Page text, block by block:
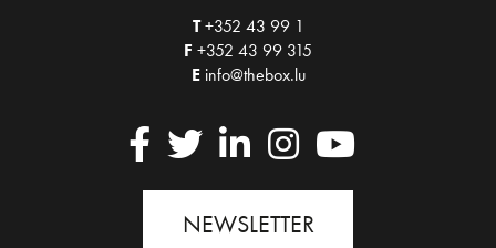
T +352 43 99 1
F +352 43 99 315
E info@thebox.lu
NEWSLETTER